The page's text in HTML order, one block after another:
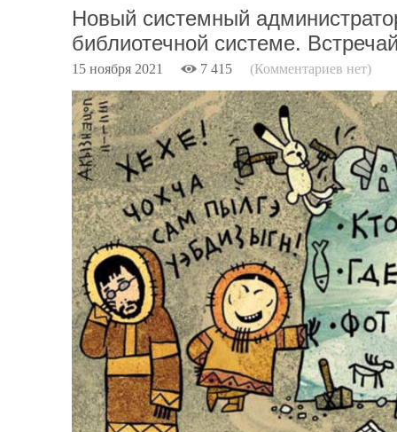
Новый системный
библиотечной системе.
15 ноября 2021 7 415 (Комментариев нет)